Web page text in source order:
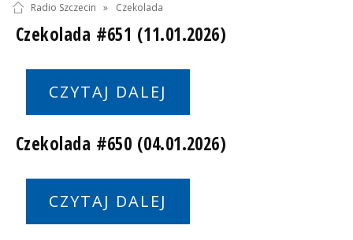
Radio Szczecin » Czekolada
Czekolada #651 (11.01.2026)
CZYTAJ DALEJ
Czekolada #650 (04.01.2026)
CZYTAJ DALEJ